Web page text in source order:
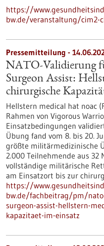
https://
bw.de/veranstaltung/cim2-
Pressemitteilung -
NATO-Validierung
Surgeon Assist:
chirurgische
Hellstern medical hat noac
Rahmen von Vigorous
Einsatzbedingungen
Übung fand vom 8. bis 20.
größte militärmedizinische
2.000 Teilnehmende aus
vollständige militärische
am Einsatzort bis zur
https://
bw.de/fachbeitrag/pm/
surgeon-assist-hellstern-
kapazitaet-im-einsatz